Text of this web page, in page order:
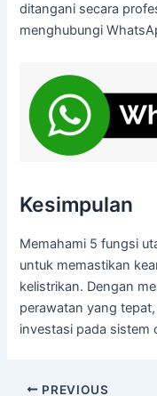
ditangani secara
menghubungi
Kesimpulan
Memahami 5 fungsi
untuk memastikan
kelistrikan. Dengan
perawatan yang
investasi pada sistem
PREVIOUS